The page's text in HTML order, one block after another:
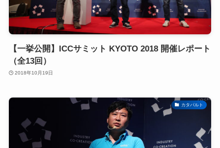
【一挙公開】ICCサミット KYOTO 2018 開催レポート
（全13回）
2018年10月19日
カタパルト